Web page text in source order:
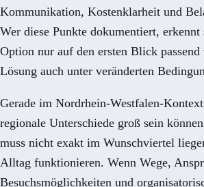
Kommunikation, Kostenklarheit und
Wer diese Punkte dokumentiert,
Option nur auf den ersten Blick
Lösung auch unter veränderten
Gerade im Nordrhein-Westfalen-
regionale Unterschiede groß sein
muss nicht exakt im Wunschviertel
Alltag funktionieren. Wenn Wege,
Besuchsmöglichkeiten und